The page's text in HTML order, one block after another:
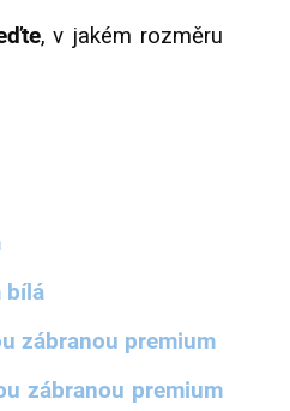
, v jakém rozměru
bílá
zábranou premium
zábranou premium